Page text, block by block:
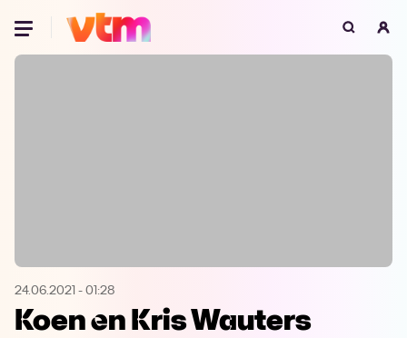
Oeps, browser niet ondersteund
Microsoft Edge Download
24.06.2021 - 01:28
Koen en Kris Wauters